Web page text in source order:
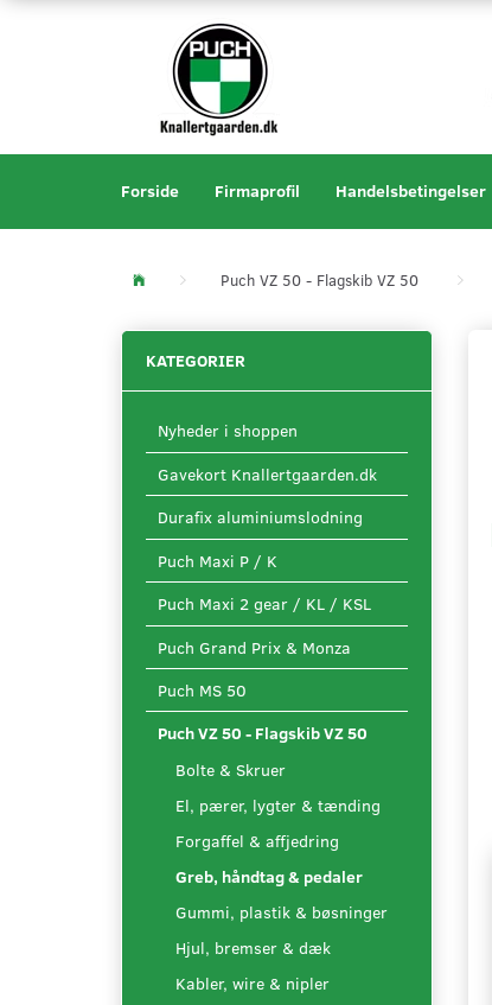
Forside Firmaprofil Handelsbetingelser
Puch VZ 50 - Flagskib VZ 50
KATEGORIER
Nyheder i shoppen
Gavekort Knallertgaarden.dk
Durafix aluminiumslodning
Puch Maxi P / K
Puch Maxi 2 gear / KL / KSL
Puch Grand Prix & Monza
Puch MS 50
Puch VZ 50 - Flagskib VZ 50
Bolte & Skruer
El, pærer, lygter & tænding
Forgaffel & affjedring
Greb, håndtag & pedaler
Gummi, plastik & bøsninger
Hjul, bremser & dæk
Kabler, wire & nipler